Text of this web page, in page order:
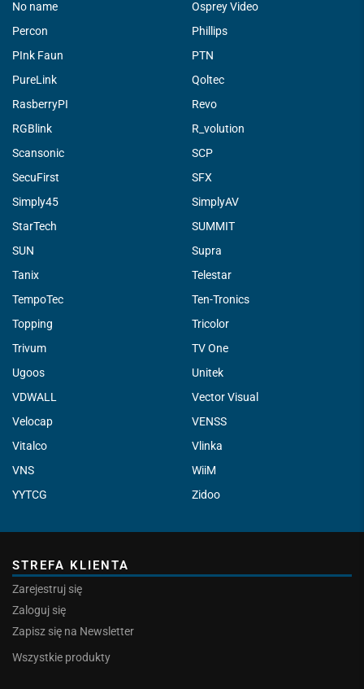
No name
Osprey Video
Percon
Phillips
PInk Faun
PTN
PureLink
Qoltec
RasberryPI
Revo
RGBlink
R_volution
Scansonic
SCP
SecuFirst
SFX
Simply45
SimplyAV
StarTech
SUMMIT
SUN
Supra
Tanix
Telestar
TempoTec
Ten-Tronics
Topping
Tricolor
Trivum
TV One
Ugoos
Unitek
VDWALL
Vector Visual
Velocap
VENSS
Vitalco
Vlinka
VNS
WiiM
YYTCG
Zidoo
STREFA KLIENTA
Zarejestruj się
Zaloguj się
Zapisz się na Newsletter
Wszystkie produkty